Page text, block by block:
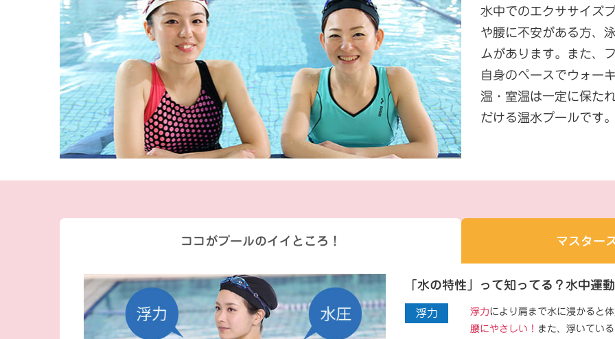
水中でのエクササイズ
や腰に不安がある方、
ムがあります。また、
自身のペースでウォー
温・室温は一定に保た
だける温水プールです。
ココがプールのイイところ！ マスター
「水の特性」って知ってる？水中運
浮力 浮力により肩まで水に浸かると
腰にやさしい！ また、浮いてい